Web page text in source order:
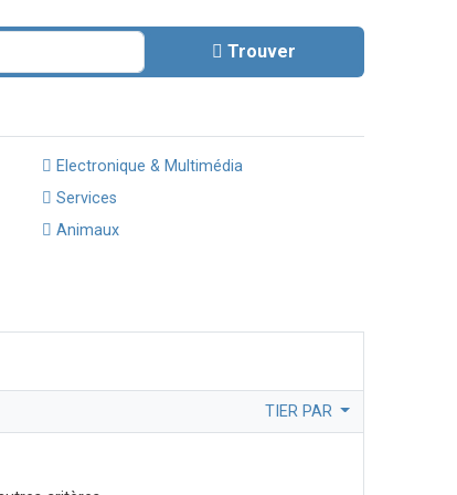
Trouver
Electronique & Multimédia
Services
Animaux
TIER PAR